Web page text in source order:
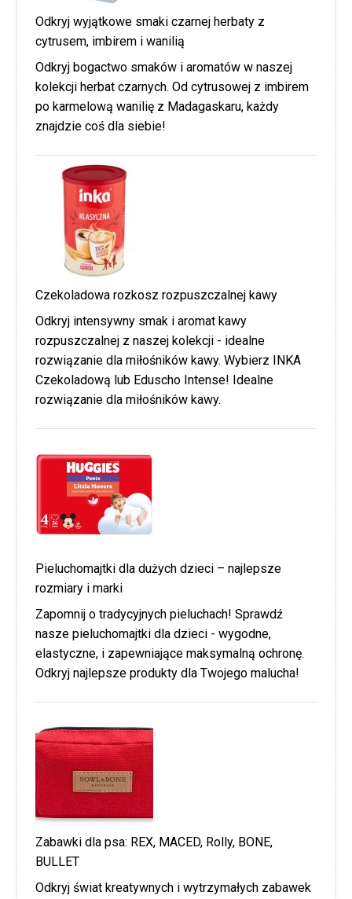
Odkryj wyjątkowe smaki czarnej herbaty z
cytrusem, imbirem i wanilią
Odkryj bogactwo smaków i aromatów w naszej
kolekcji herbat czarnych. Od cytrusowej z imbirem
po karmelową wanilię z Madagaskaru, każdy
znajdzie coś dla siebie!
Czekoladowa rozkosz rozpuszczalnej kawy
Odkryj intensywny smak i aromat kawy
rozpuszczalnej z naszej kolekcji - idealne
rozwiązanie dla miłośników kawy. Wybierz INKA
Czekoladową lub Eduscho Intense! Idealne
rozwiązanie dla miłośników kawy.
Pieluchomajtki dla dużych dzieci – najlepsze
rozmiary i marki
Zapomnij o tradycyjnych pieluchach! Sprawdź
nasze pieluchomajtki dla dzieci - wygodne,
elastyczne, i zapewniające maksymalną ochronę.
Odkryj najlepsze produkty dla Twojego malucha!
Zabawki dla psa: REX, MACED, Rolly, BONE,
BULLET
Odkryj świat kreatywnych i wytrzymałych zabawek